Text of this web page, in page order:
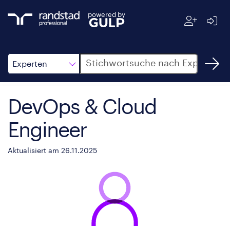
powered by
Experten
Suche
DevOps & Cloud
Engineer
Aktualisiert am 26.11.2025